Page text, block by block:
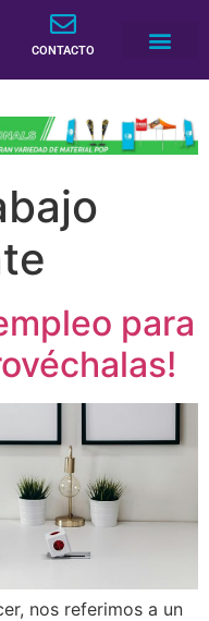
CONTACTO
para
nos referimos a un